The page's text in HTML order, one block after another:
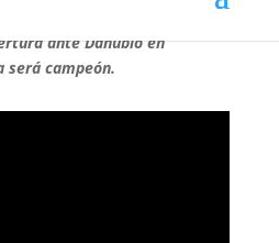
ante Danubio en
será campeón.